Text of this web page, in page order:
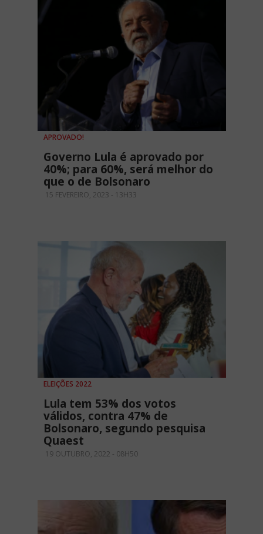
APROVADO!
Governo Lula é aprovado por
40%; para 60%, será melhor do
que o de Bolsonaro
15 FEVEREIRO, 2023 - 13H33
ELEIÇÕES 2022
Lula tem 53% dos votos
válidos, contra 47% de
Bolsonaro, segundo pesquisa
Quaest
19 OUTUBRO, 2022 - 08H50